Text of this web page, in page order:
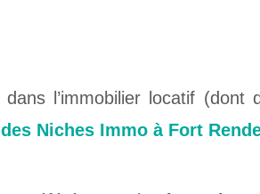
l’immobilier locatif (dont
Niches Immo à Fort